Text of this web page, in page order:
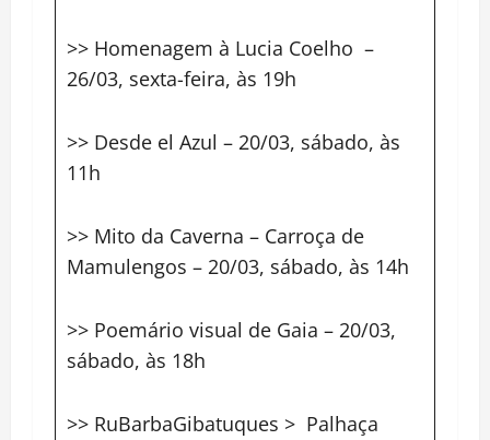
>> Homenagem à Lucia Coelho –
26/03, sexta-feira, às 19h
>> Desde el Azul – 20/03, sábado, às
11h
>> Mito da Caverna – Carroça de
Mamulengos – 20/03, sábado, às 14h
>> Poemário visual de Gaia – 20/03,
sábado, às 18h
>> RuBarbaGibatuques > Palhaça